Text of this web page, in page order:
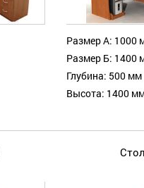
Размер А: 1000
Размер Б: 1400
Глубина: 500 мм
Высота: 1400